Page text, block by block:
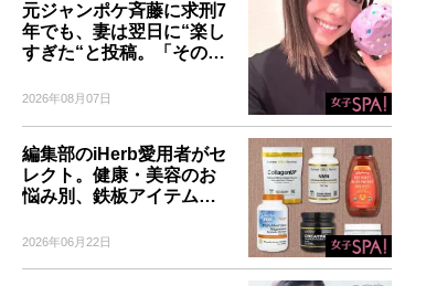
元ジャンポケ斉藤に求刑7
年でも、妻は翌日に“楽し
すぎた“と投稿。「その…
2026年08月07日
編集部のiHerb愛用者がセ
レクト。健康・美容のお
悩み別、鉄板アイテム…
2026年06月22日